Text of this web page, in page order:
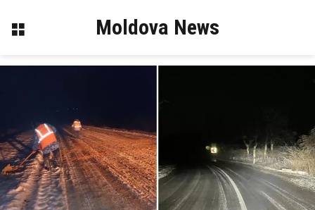
Меню Moldova News